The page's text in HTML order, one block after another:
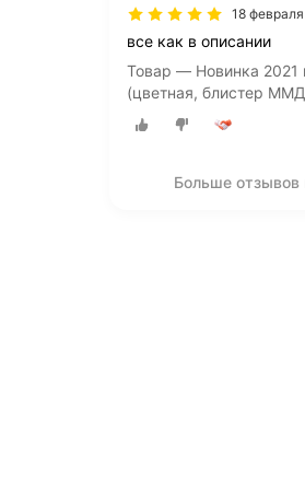
18
все как в описании
Товар — Новинка 2021
(цветная, блистер
Больше отзывов